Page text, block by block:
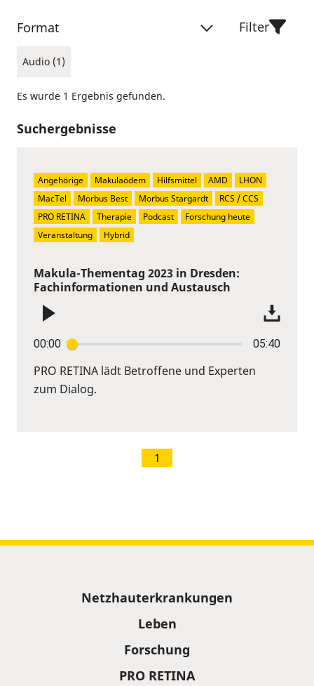
Format
Audio (1)
Filter
Es wurde 1 Ergebnis gefunden.
Suchergebnisse
Makula-Thementag 2023 in Dresden:
Fachinformationen und Austausch
00:00 05:40
PRO RETINA lädt Betroffene und Experten
zum Dialog.
Angehörige Makulaödem Hilfsmittel AMD
LHON
MacTel
Morbus Best Morbus Stargardt
RCS / CCS
PRO RETINA
Therapie Podcast
Forschung heute
Veranstaltung
Hybrid
1
Netzhauterkrankungen
Leben
Forschung
PRO RETINA